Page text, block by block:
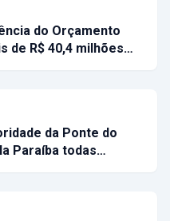
do Orçamento
de R$ 40,4 milhões…
da Ponte do
Paraíba todas…